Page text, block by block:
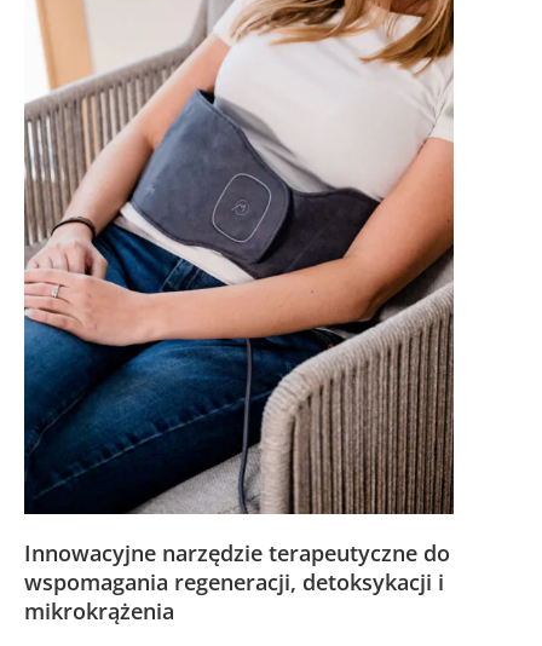
Innowacyjne narzędzie terapeutyczne do
wspomagania regeneracji, detoksykacji i
mikrokrążenia